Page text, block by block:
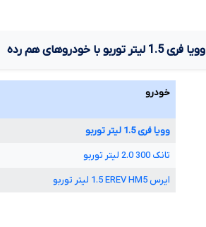
وویا فری1.5 لیتر توربو با خودروهای هم رده
خودرو
وویا فری1.5 لیتر توربو
تانک 300
2.0 لیتر توربو
ایرسHM5
EREV
1.5 لیتر توربو